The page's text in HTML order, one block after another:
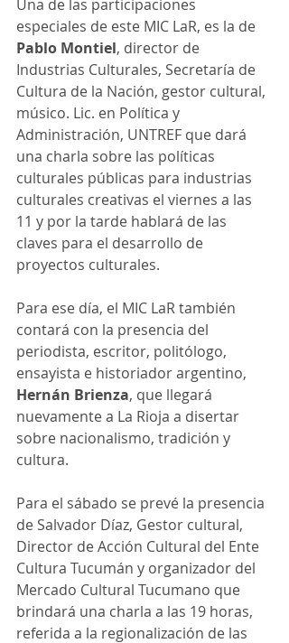
Una de las participaciones
especiales de este MIC LaR, es la de
Pablo Montiel, director de
Industrias Culturales, Secretaría de
Cultura de la Nación, gestor cultural,
músico. Lic. en Política y
Administración, UNTREF que dará
una charla sobre las políticas
culturales públicas para industrias
culturales creativas el viernes a las
11 y por la tarde hablará de las
claves para el desarrollo de
proyectos culturales.
Para ese día, el MIC LaR también
contará con la presencia del
periodista, escritor, politólogo,
ensayista e historiador argentino,
Hernán Brienza, que llegará
nuevamente a La Rioja a disertar
sobre nacionalismo, tradición y
cultura.
Para el sábado se prevé la presencia
de Salvador Díaz, Gestor cultural,
Director de Acción Cultural del Ente
Cultura Tucumán y organizador del
Mercado Cultural Tucumano que
brindará una charla a las 19 horas,
referida a la regionalización de las